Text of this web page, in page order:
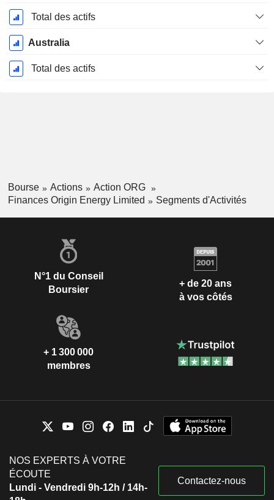
Total des actifs
Australia
Total des actifs
Bourse Actions
Action ORG
Finances Origin Energy Limited
Segments d'Activités
N°1 du Conseil
Boursier
+ de 20 ans
à vos côtés
+ 1 300 000
membres
NOS EXPERTS À VOTRE
ÉCOUTE
Lundi - Vendredi 9h-12h / 14h-
Contactez-nous